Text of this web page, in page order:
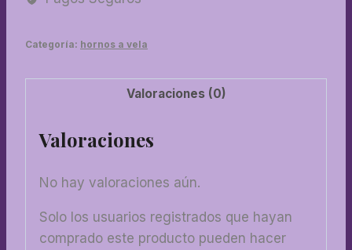
cantidad
Categoría: hornos a vela
Valoraciones (0)
Valoraciones
No hay valoraciones aún.
Solo los usuarios registrados que hayan
comprado este producto pueden hacer